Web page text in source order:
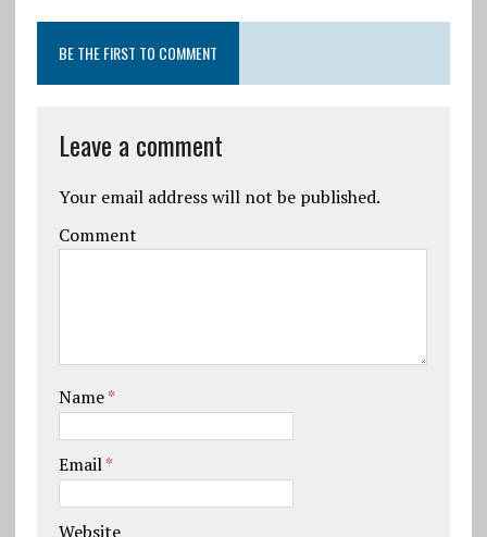
BE THE FIRST TO COMMENT
Leave a comment
Your email address will not be published.
Comment
Name*
Email*
Website